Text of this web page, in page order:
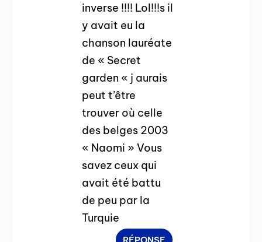
inverse !!!! Lol!!!s il
y avait eu la
chanson lauréate
de « Secret
garden « j aurais
peut t’être
trouver où celle
des belges 2003
« Naomi » Vous
savez ceux qui
avait été battu
de peu par la
Turquie